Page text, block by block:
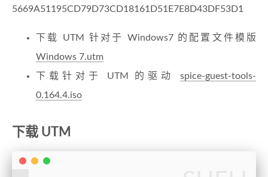
5669A51195CD79D73CD18161D51E7E8D43DF53D1
下载 UTM 针对于 Windows7 的配置文件模版
Windows 7.utm
下载针对于 UTM 的驱动 spice-guest-tools-
0.164.4.iso
下载 UTM